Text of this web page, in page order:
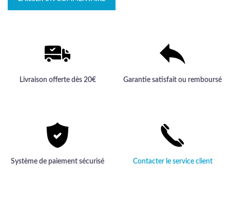
Livraison offerte dès 20€ Garantie satisfait ou remboursé
Système de paiement sécurisé Contacter le service client